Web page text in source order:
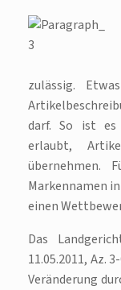
zulässig.
darf. So ist es
erlaubt,
übernehmen.
Markennamen
einen
Das
11.05.2011, Az.
Veränderung